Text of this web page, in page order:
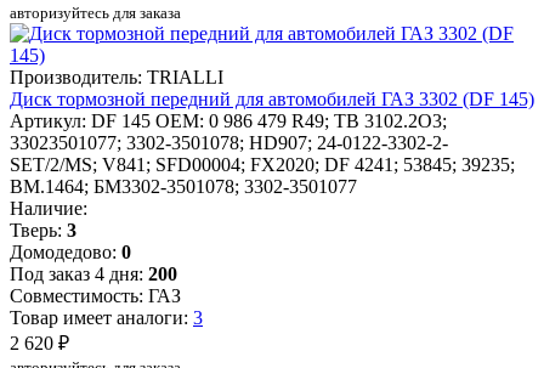
авторизуйтесь для заказа
Производитель: TRIALLI
Диск тормозной передний для автомобилей ГАЗ 3302 (DF 145)
Артикул: DF 145 OEM: 0 986 479 R49; TB 3102.2O3;
33023501077; 3302-3501078; HD907; 24-0122-3302-2-
SET/2/MS; V841; SFD00004; FX2020; DF 4241; 53845; 39235;
BM.1464; БМ3302-3501078; 3302-3501077
Наличие:
Тверь: 3
Домодедово: 0
Под заказ 4 дня: 200
Совместимость: ГАЗ
Товар имеет аналоги: 3
2 620 ₽